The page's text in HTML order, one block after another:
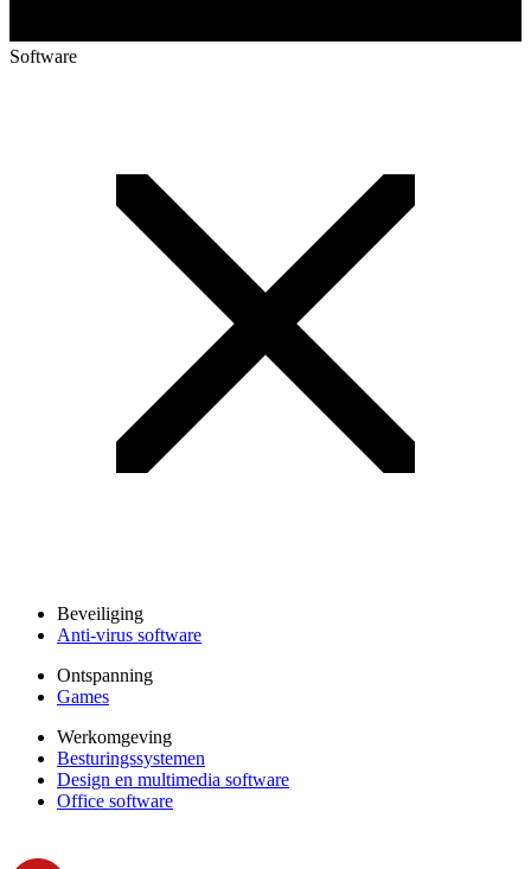
Software
Beveiliging
Anti-virus software
Ontspanning
Games
Werkomgeving
Besturingssystemen
Design en multimedia software
Office software